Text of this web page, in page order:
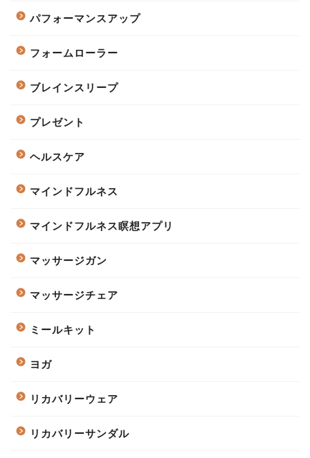
パフォーマンスアップ
フォームローラー
ブレインスリープ
プレゼント
ヘルスケア
マインドフルネス
マインドフルネス瞑想アプリ
マッサージガン
マッサージチェア
ミールキット
ヨガ
リカバリーウェア
リカバリーサンダル